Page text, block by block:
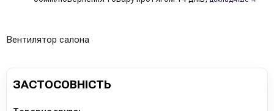
Вентилятор салона
ЗАСТОСОВНІСТЬ